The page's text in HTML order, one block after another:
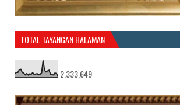
TOTAL TAYANGAN HALAMAN
2,333,649